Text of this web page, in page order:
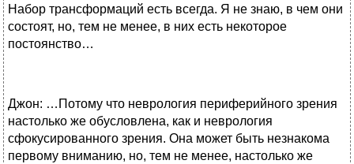
Набор трансформаций есть всегда. Я не знаю, в чем они
состоят, но, тем не менее, в них есть некоторое
постоянство…
Джон: …Потому что неврология периферийного зрения
настолько же обусловлена, как и неврология
сфокусированного зрения. Она может быть незнакома
первому вниманию, но, тем не менее, настолько же